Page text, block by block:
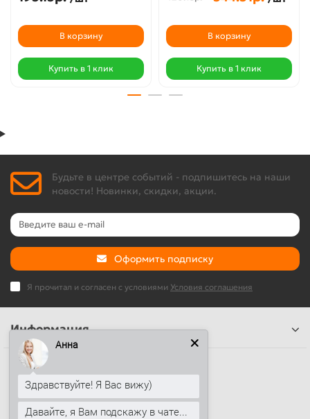
В корзину
Купить в 1 клик
В корзину
Купить в 1 клик
Будьте в центре событий - подпишитесь на наши
новости! Новинки, скидки, акции.
Оформить подписку
Я прочитал и согласен с условиями Условия соглашения
Информация
Наши контакты
+7 (812) 389-26-20
+7 (499) 444-14-71
Анна
Здравствуйте! Я Вас вижу)
Давайте, я Вам подскажу в чате...